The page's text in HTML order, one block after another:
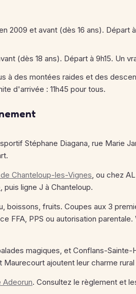
2009 et avant (dès 16 ans). Départ
(dès 18 ans). Départ à 9h15. Un
à des montées raides et des
d'arrivée : 11h45 pour tous.
Stéphane Diagana, rue Marie
Chanteloup-les-Vignes, ou chez
, puis ligne J à Chanteloup.
boissons, fruits. Coupes aux 3
FFA, PPS ou autorisation parentale.
magiques, et Conflans-Sainte-
ajoutent leur charme rural
. Consultez le règlement et